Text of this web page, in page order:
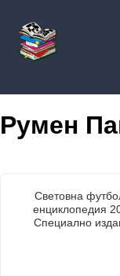
Румен
Световна
енциклопедия
Специално